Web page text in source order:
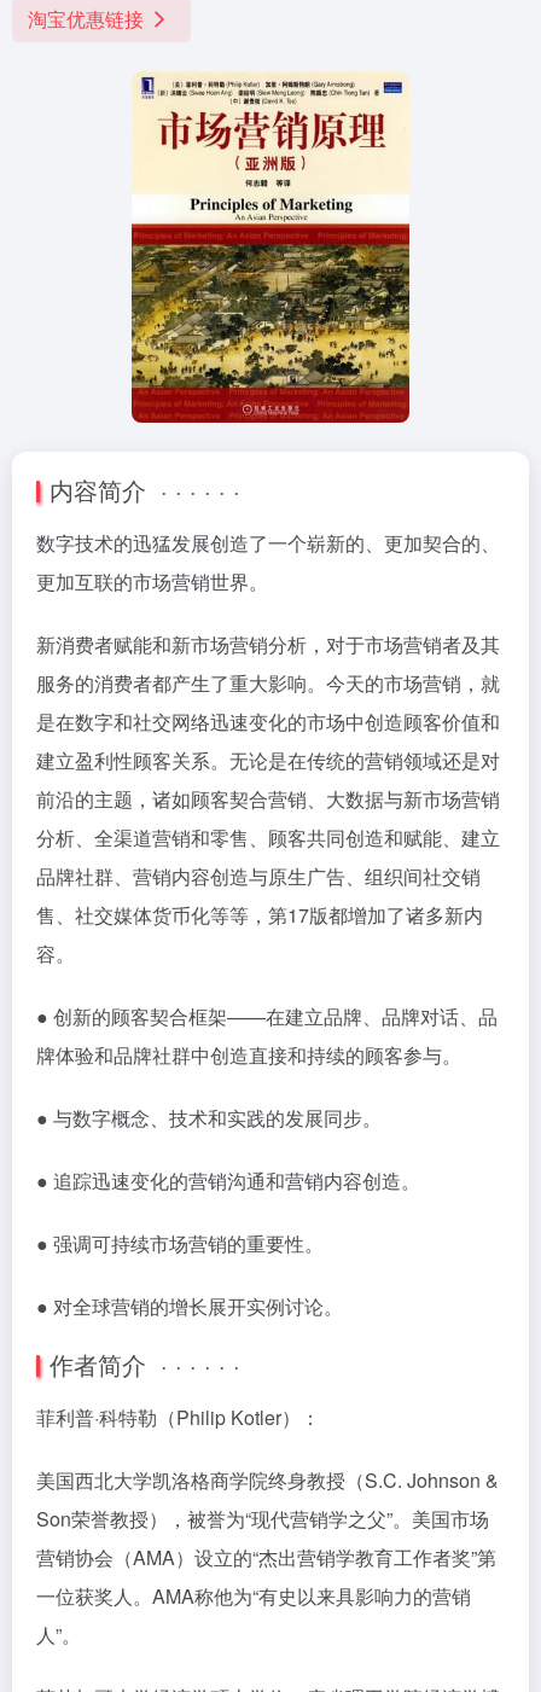
淘宝优惠链接
内容简介 · · · · · ·
数字技术的迅猛发展创造了一个崭新的、更加契合的、
更加互联的市场营销世界。
新消费者赋能和新市场营销分析，对于市场营销者及其
服务的消费者都产生了重大影响。今天的市场营销，就
是在数字和社交网络迅速变化的市场中创造顾客价值和
建立盈利性顾客关系。无论是在传统的营销领域还是对
前沿的主题，诸如顾客契合营销、大数据与新市场营销
分析、全渠道营销和零售、顾客共同创造和赋能、建立
品牌社群、营销内容创造与原生广告、组织间社交销
售、社交媒体货币化等等，第17版都增加了诸多新内
容。
● 创新的顾客契合框架——在建立品牌、品牌对话、品
牌体验和品牌社群中创造直接和持续的顾客参与。
● 与数字概念、技术和实践的发展同步。
● 追踪迅速变化的营销沟通和营销内容创造。
● 强调可持续市场营销的重要性。
● 对全球营销的增长展开实例讨论。
作者简介 · · · · · ·
菲利普·科特勒（Philip Kotler）：
美国西北大学凯洛格商学院终身教授（S.C. Johnson &
Son荣誉教授），被誉为“现代营销学之父”。美国市场
营销协会（AMA）设立的“杰出营销学教育工作者奖”第
一位获奖人。AMA称他为“有史以来具影响力的营销
人”。